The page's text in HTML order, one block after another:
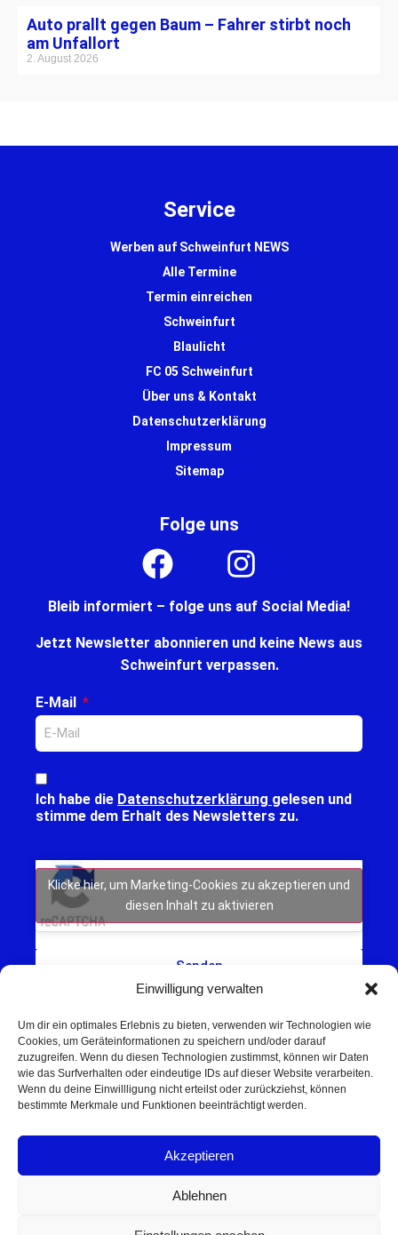
Einwilligung verwalten
Um dir ein optimales Erlebnis zu bieten, verwenden wir Technologien wie
Cookies, um Geräteinformationen zu speichern und/oder darauf
zuzugreifen. Wenn du diesen Technologien zustimmst, können wir Daten
wie das Surfverhalten oder eindeutige IDs auf dieser Website verarbeiten.
Wenn du deine Einwillligung nicht erteilst oder zurückziehst, können
bestimmte Merkmale und Funktionen beeinträchtigt werden.
Akzeptieren
Ablehnen
Auto prallt gegen Baum – Fahrer stirbt noch
am Unfallort
2. August 2026
Service
Werben auf Schweinfurt NEWS
Alle Termine
Termin einreichen
Schweinfurt
Blaulicht
FC 05 Schweinfurt
Über uns & Kontakt
Datenschutzerklärung
Impressum
Sitemap
Schweinfurt NEWS – Aktuelle Nachrichten,
Umgebung.
Folge uns
Bleib informiert – folge uns auf Social Media!
Jetzt Newsletter abonnieren und keine News aus
Schweinfurt verpassen.
E-Mail
Ich habe die Datenschutzerklärung gelesen und
stimme dem Erhalt des Newsletters zu.
Klicke hier, um Marketing-Cookies zu akzeptieren und
diesen Inhalt zu aktivieren
Senden